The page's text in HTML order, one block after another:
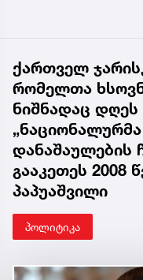
ქართველ
რომელთა
ნიშნადაც დღეს
დანაშაულების
გააკეთეს 2008
პაპუაშვილი
პოლიტიკა